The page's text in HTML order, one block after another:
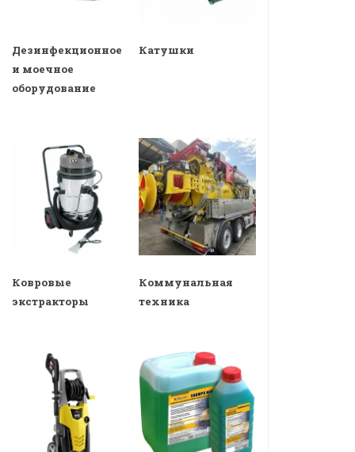
Дезинфекционное
и моечное
оборудование
Катушки
Ковровые
экстракторы
Коммунальная
техника